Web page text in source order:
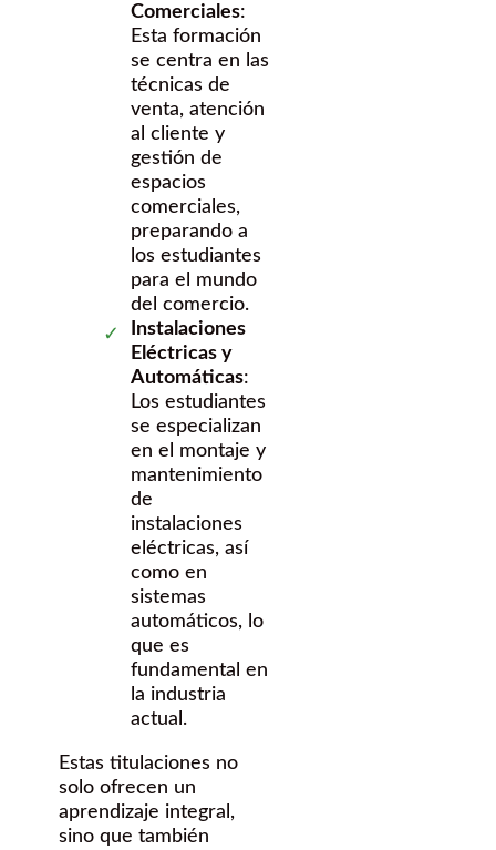
Comerciales:
Esta formación
se centra en las
técnicas de
venta, atención
al cliente y
gestión de
espacios
comerciales,
preparando a
los estudiantes
para el mundo
del comercio.
Instalaciones
Eléctricas y
Automáticas:
Los estudiantes
se especializan
en el montaje y
mantenimiento
de
instalaciones
eléctricas, así
como en
sistemas
automáticos, lo
que es
fundamental en
la industria
actual.
Estas titulaciones no
solo ofrecen un
aprendizaje integral,
sino que también